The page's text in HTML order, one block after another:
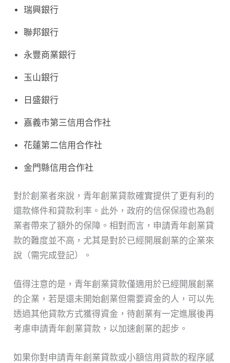
瑞興銀行
聯邦銀行
永豐商業銀行
玉山銀行
日盛銀行
嘉義市第三信用合作社
花蓮第二信用合作社
金門縣信用合作社
對於創業者來說，青年創業貸款確實提供了更有利的
還款條件和貸款利率。此外，政府的信保保證也為創
業者帶來了額外的保障。相對而言，申請青年創業貸
款的難度並不高，尤其是對於已經開展創業的企業來
說（需完成登記）。
值得注意的是，青年創業貸款僅適用於已經開展創業
的企業，若是還未開始創業但需要資金的人，可以先
透過其他貸款方式獲得資金，待創業有一定進展後再
考慮申請青年創業貸款，以加速創業的起步。
如果你對申請青年創業貸款或小額信用貸款的程序感